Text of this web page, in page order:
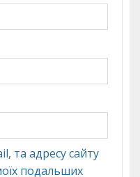
та адресу сайту
подальших